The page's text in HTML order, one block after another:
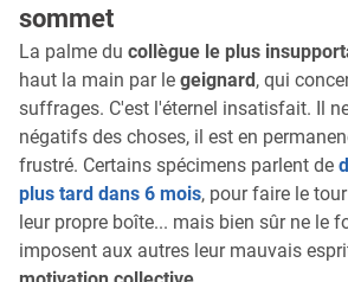
sommet
La palme du collègue le plus
haut la main par le geignard, qui
suffrages. C'est l'éternel insatisfait. Il
négatifs des choses, il est en
frustré. Certains spécimens parlent de
plus tard dans 6 mois, pour faire le
leur propre boîte... mais bien sûr ne le
imposent aux autres leur mauvais